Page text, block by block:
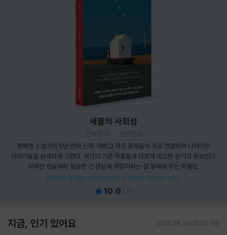
새들의 사회성
편혜영 소설가의 5년 만의 신작. 약하고 작은 존재들이 서로 연결되어 나아가는
이야기들을 섬세하게 그렸다. 작가의 기존 작품들과 다르게 따스한 온기가 돋보인다.
삭막한 현실에서 필요한 건 관심과 희망이라는 걸 일깨워 주는 작품집.
[이달의 책 8월] 산리오캐릭터즈 유리컵 (포인트 차감)
10.0
지금, 인기 있어요 2026.08.10 00:29 기준